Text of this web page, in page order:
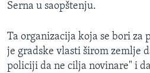
Serna​ u saopštenju.
Ta organizacija koja se bori za
je gradske vlasti širom zemlje
policiji da ne cilja novinare" i